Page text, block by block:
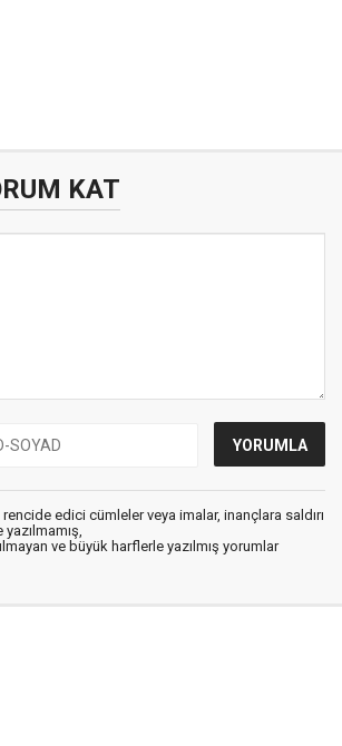
KAT
edici cümleler veya imalar, inançlara saldırı
ve büyük harflerle yazılmış yorumlar